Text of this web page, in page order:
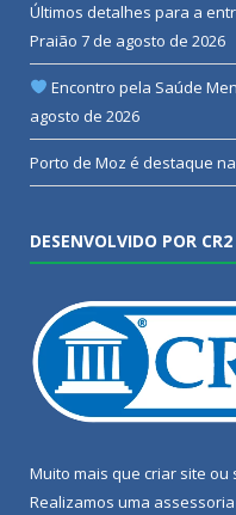
Últimos detalhes para a
Praião 7 de agosto de 2026
Encontro pela Saúde
agosto de 2026
Porto de Moz é destaque
DESENVOLVIDO POR CR2
Muito mais que criar site ou
Realizamos uma assessoria